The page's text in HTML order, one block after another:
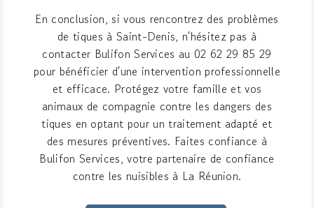
En conclusion, si vous rencontrez des problèmes
de tiques à Saint-Denis, n'hésitez pas à
contacter Bulifon Services au 02 62 29 85 29
pour bénéficier d'une intervention professionnelle
et efficace. Protégez votre famille et vos
animaux de compagnie contre les dangers des
tiques en optant pour un traitement adapté et
des mesures préventives. Faites confiance à
Bulifon Services, votre partenaire de confiance
contre les nuisibles à La Réunion.